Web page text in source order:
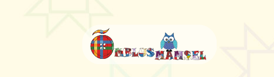
Liigu
navigeerimisele
Liigu
sisu
juurde